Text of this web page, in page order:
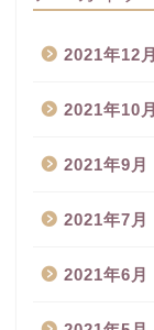
2021年12月
2021年10月
2021年9月
2021年7月
2021年6月